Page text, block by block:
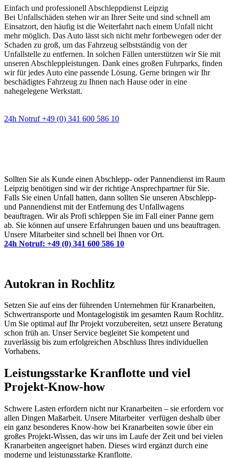
Einfach und professionell Abschleppdienst Leipzig
Bei Unfallschäden stehen wir an Ihrer Seite und sind schnell am
Einsatzort, den häufig ist die Weiterfahrt nach einem Unfall nicht
mehr möglich. Das Auto lässt sich nicht mehr fortbewegen oder der
Schaden zu groß, um das Fahrzeug selbstständig von der
Unfallstelle zu entfernen. In solchen Fällen unterstützen wir Sie mit
unseren Abschleppleistungen. Dank eines großen Fuhrparks, finden
wir für jedes Auto eine passende Lösung. Gerne bringen wir Ihr
beschädigtes Fahrzeug zu Ihnen nach Hause oder in eine
nahegelegene Werkstatt.
24h Notruf +49 (0) 341 600 586 10
Sollten Sie als Kunde einen Abschlepp- oder Pannendienst im Raum
Leipzig benötigen sind wir der richtige Ansprechpartner für Sie.
Falls Sie einen Unfall hatten, dann sollten Sie unseren Abschlepp-
und Pannendienst mit der Entfernung des Unfallwagens
beauftragen. Wir als Profi schleppen Sie im Fall einer Panne gern
ab. Sie können auf unsere Erfahrungen bauen und uns beauftragen.
Unsere Mitarbeiter sind schnell bei Ihnen vor Ort.
24h Notruf: +49 (0) 341 600 586 10
Autokran in Rochlitz
Setzen Sie auf eins der führenden Unternehmen für Kranarbeiten,
Schwertransporte und Montagelogistik im gesamten Raum Rochlitz.
Um Sie optimal auf Ihr Projekt vorzubereiten, setzt unsere Beratung
schon früh an. Unser Service begleitet Sie kompetent und
zuverlässig bis zum erfolgreichen Abschluss Ihres individuellen
Vorhabens.
Leistungsstarke Kranflotte und viel
Projekt-Know-how
Schwere Lasten erfordern nicht nur Kranarbeiten – sie erfordern vor
allen Dingen Maßarbeit. Unsere Mitarbeiter verfügen deshalb über
ein ganz besonderes Know-how bei Kranarbeiten sowie über ein
großes Projekt-Wissen, das wir uns im Laufe der Zeit und bei vielen
Kranarbeiten angeeignet haben. Dieses wird ergänzt durch eine
moderne und leistungsstarke Kranflotte.